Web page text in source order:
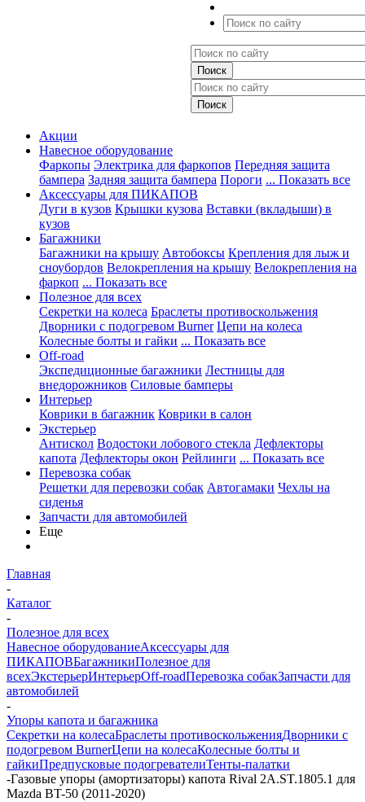
Акции
Навесное оборудование
Фаркопы Электрика для фаркопов Передняя защита
бампера Задняя защита бампера Пороги ... Показать все
Аксессуары для ПИКАПОВ
Дуги в кузов Крышки кузова Вставки (вкладыши) в
кузов
Багажники
Багажники на крышу Автобоксы Крепления для лыж и
сноубордов Велокрепления на крышу Велокрепления на
фаркоп ... Показать все
Полезное для всех
Секретки на колеса Браслеты противоскольжения
Дворники с подогревом Burner Цепи на колеса
Колесные болты и гайки ... Показать все
Off-road
Экспедиционные багажники Лестницы для
внедорожников Силовые бамперы
Интерьер
Коврики в багажник Коврики в салон
Экстерьер
Антискол Водостоки лобового стекла Дефлекторы
капота Дефлекторы окон Рейлинги ... Показать все
Перевозка собак
Решетки для перевозки собак Автогамаки Чехлы на
сиденья
Запчасти для автомобилей
Еще
Главная
-
Каталог
-
Полезное для всех
Навесное оборудованиеАксессуары для
ПИКАПОВБагажникиПолезное для
всехЭкстерьерИнтерьерOff-roadПеревозка собакЗапчасти для
автомобилей
-
Упоры капота и багажника
Секретки на колесаБраслеты противоскольженияДворники с
подогревом BurnerЦепи на колесаКолесные болты и
гайкиПредпусковые подогревателиТенты-палатки
-Газовые упоры (амортизаторы) капота Rival 2A.ST.1805.1 для
Mazda BT-50 (2011-2020)